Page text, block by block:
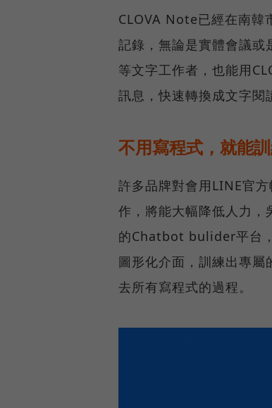
CLOVA Note已經在南韓
記錄，無論是實體會議
等文字工作者，也能用
訊息，快速轉換成文字閱
不用寫程式，就能
許多品牌對會用LINE官
作，將能大幅降低人力，
的Chatbot bulider平台
圖形化介面，訓練出專
去所有寫程式的過程。